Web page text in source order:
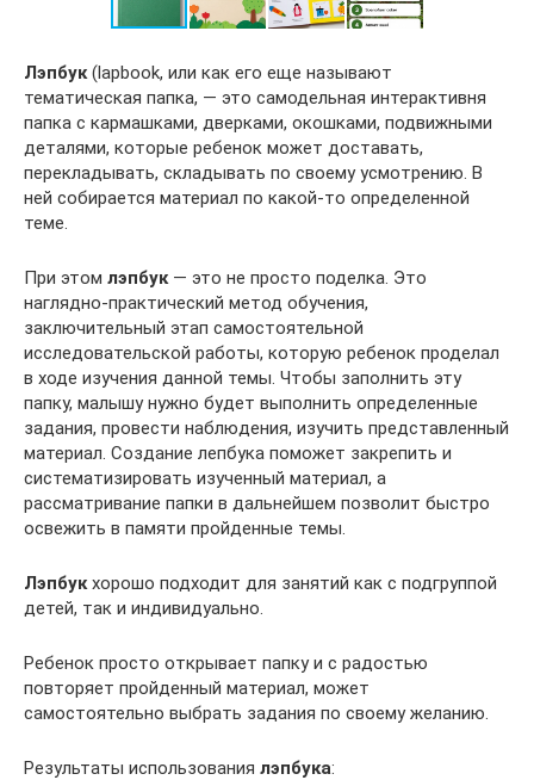
Лэпбук(lapbook, или как его еще называют
тематическая папка, — это самодельная интерактивня
папка с кармашками, дверками, окошками, подвижными
деталями, которые ребенок может доставать,
перекладывать, складывать по своему усмотрению. В
ней собирается материал по какой-то определенной
теме.
При этом лэпбук— это не просто поделка. Это
наглядно-практический метод обучения,
заключительный этап самостоятельной
исследовательской работы, которую ребенок проделал
в ходе изучения данной темы. Чтобы заполнить эту
папку, малышу нужно будет выполнить определенные
задания, провести наблюдения, изучить представленный
материал. Создание лепбука поможет закрепить и
систематизировать изученный материал, а
рассматривание папки в дальнейшем позволит быстро
освежить в памяти пройденные темы.
Лэпбукхорошо подходит для занятий как с подгруппой
детей, так и индивидуально.
Ребенок просто открывает папку и с радостью
повторяет пройденный материал, может
самостоятельно выбрать задания по своему желанию.
Результаты использования лэпбука: